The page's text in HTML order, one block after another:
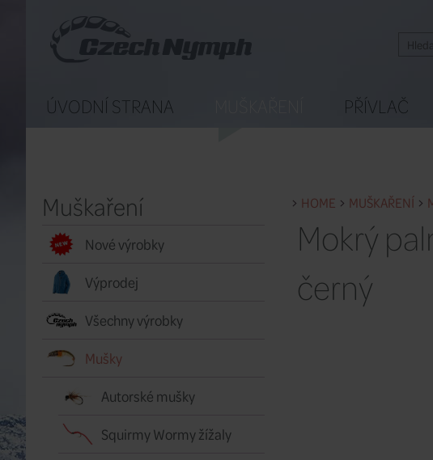
ÚVODNÍ STRANA PŘÍVLAČ
Muškaření
Nové výrobky
Výprodej
Všechny výrobky
Mušky
Autorské mušky
Squirmy Wormy žížaly
HOME MUŠKAŘENÍ
Mokrý
černý